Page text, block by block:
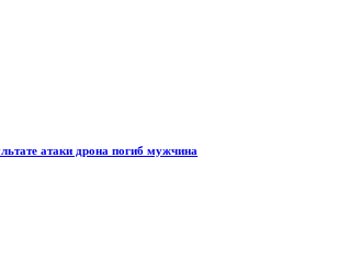
атаки дрона погиб мужчина